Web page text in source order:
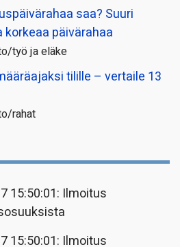
saa? Suuri
korkeaa päivärahaa
työ ja eläke
tilille – vertaile 13
rahat
15:50:01: Ilmoitus
15:50:01: Ilmoitus